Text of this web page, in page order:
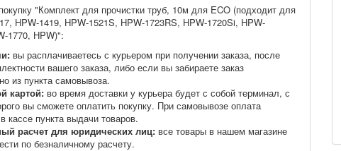
"Комплект для прочистки труб, 10м для ECO (подходит для
HPW-1419, HPW-1521S, HPW-1723RS, HPW-1720Si, HPW-
1770, HPW)":
вы расплачиваетесь с курьером при получении заказа, после
вашего заказа, либо если вы забираете заказ
из пункта самовывоза.
картой: во время доставки у курьера будет с собой терминал, с
вы сможете оплатить покупку. При самовывозе оплата
кассе пункта выдачи товаров.
расчет для юридических лиц: все товары в нашем магазине
по безналичному расчету.